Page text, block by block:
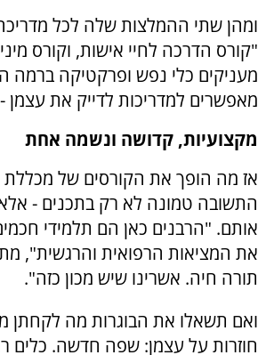
ומהן שתי ההמלצות שלה לכל
"קורס הדרכה לחיי אישות, וקורס
מעניקים כלי נפש ופרקטיקה ברמה
מאפשרים למדריכות לדייק את עצמן
מקצועיות, קדושה ונשמה אחת
אז מה הופך את הקורסים של
התשובה טמונה לא רק בתכנים -
אותם. "הרבנים כאן הם תלמידי
את המציאות הרפואית והרגשית",
תורה חיה. אשרינו שיש מכון כזה".
ואם תשאלו את הבוגרות מה לקחתן
חוזרות על עצמן: שפה חדשה. כלים